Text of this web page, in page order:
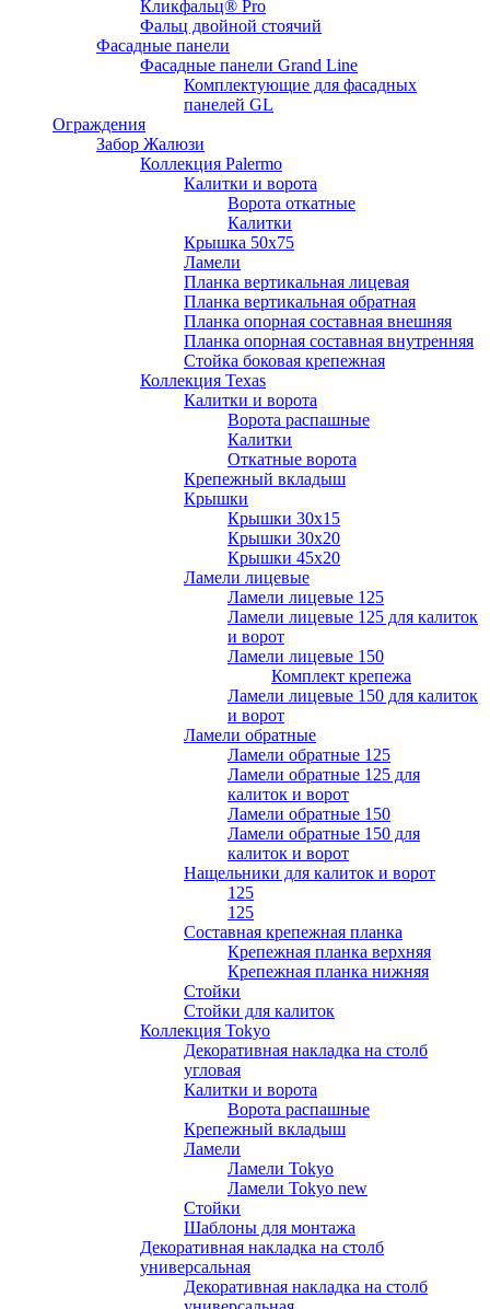
Кликфальц® Pro
Фальц двoйной стоячий
Фасадные панели
Фасадные панели Grand Line
Комплектующие для фасадных
панелей GL
Ограждения
Забор Жалюзи
Коллекция Palermo
Калитки и ворота
Ворота откатные
Калитки
Крышка 50х75
Ламели
Планка вертикальная лицевая
Планка вертикальная обратная
Планка опорная составная внешняя
Планка опорная составная внутренняя
Стойка боковая крепежная
Коллекция Texas
Калитки и ворота
Ворота распашные
Калитки
Откатные ворота
Крепежный вкладыш
Крышки
Крышки 30х15
Крышки 30х20
Крышки 45х20
Ламели лицевые
Ламели лицевые 125
Ламели лицевые 125 для калиток
и ворот
Ламели лицевые 150
Комплект крепежа
Ламели лицевые 150 для калиток
и ворот
Ламели обратные
Ламели обратные 125
Ламели обратные 125 для
калиток и ворот
Ламели обратные 150
Ламели обратные 150 для
калиток и ворот
Нащельники для калиток и ворот
125
125
Составная крепежная планка
Крепежная планка верхняя
Крепежная планка нижняя
Стойки
Стойки для калиток
Коллекция Tokyo
Декоративная накладка на столб
угловая
Калитки и ворота
Ворота распашные
Крепежный вкладыш
Ламели
Ламели Tokyo
Ламели Tokyo new
Стойки
Шаблоны для монтажа
Декоративная накладка на столб
универсальная
Декоративная накладка на столб